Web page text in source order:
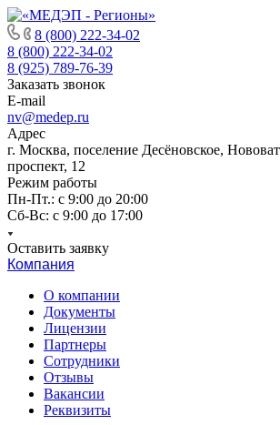
8 (800) 222-34-02
8 (800) 222-34-02
8 (925) 789-76-39
Заказать звонок
E-mail
nv@medep.ru
Адрес
г. Москва, поселение Десёновское,
проспект, 12
Режим работы
Пн-Пт.: с 9:00 до 20:00
Cб-Вс: с 9:00 до 17:00
Оставить заявку
Компания
О компании
Документы
Лицензии
Партнеры
Сотрудники
Отзывы
Вакансии
Реквизиты